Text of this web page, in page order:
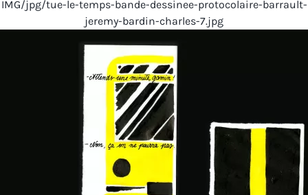
IMG/jpg/tue-le-temps-bande-dessinee-protocolaire-barrault-
jeremy-bardin-charles-7.jpg